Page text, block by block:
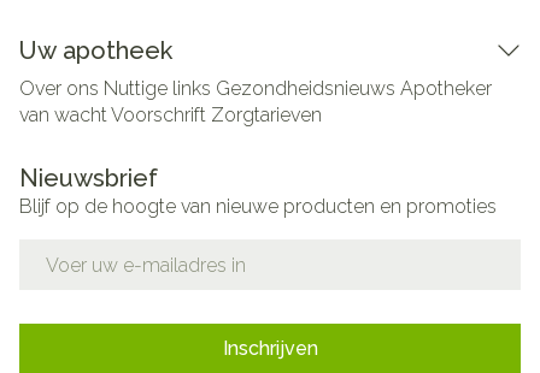
Uw apotheek
Over ons Nuttige links Gezondheidsnieuws Apotheker
van wachtVoorschrift Zorgtarieven
Nieuwsbrief
Blijf op de hoogte van nieuwe producten en promoties
Inschrijven